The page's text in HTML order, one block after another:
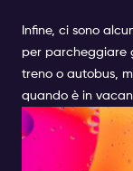
Infine, ci sono
per parcheggiare
treno o autobus,
quando è in
CI SONO
AD